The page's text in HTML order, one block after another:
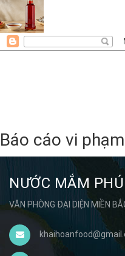
Báo cáo vi phạm
NƯỚC MẮM
VĂN PHÒNG ĐẠI DIỆN MIỀN